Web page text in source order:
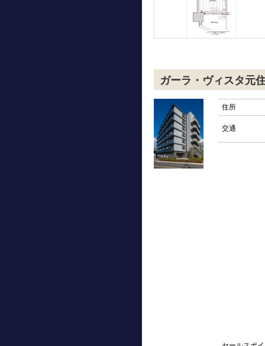
ガーラ・ヴィスタ元
住所
交通